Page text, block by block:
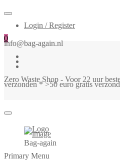
Login / Register
0
info@bag-again.nl
Zero Waste Shop - Voor 22 uur
verzonden * >50 euro gratis
Bag-again
Primary Menu